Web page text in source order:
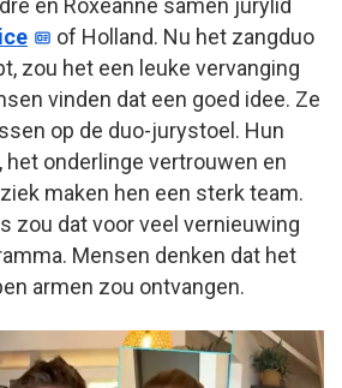
en Roxeanne samen jurylid
of Holland. Nu het zangduo
zou het een leuke vervanging
vinden dat een goed idee. Ze
op de duo-jurystoel. Hun
het onderlinge vertrouwen en
maken hen een sterk team.
zou dat voor veel vernieuwing
Mensen denken dat het
armen zou ontvangen.